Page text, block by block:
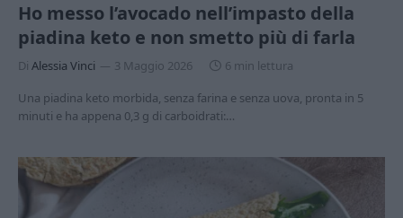
Ho messo l’avocado nell’impasto della
piadina keto e non smetto più di farla
Di Alessia Vinci 3 Maggio 2026
6 min lettura
Una piadina keto morbida, senza farina e senza uova, pronta in 5
minuti e ha appena 0,3 g di carboidrati:…